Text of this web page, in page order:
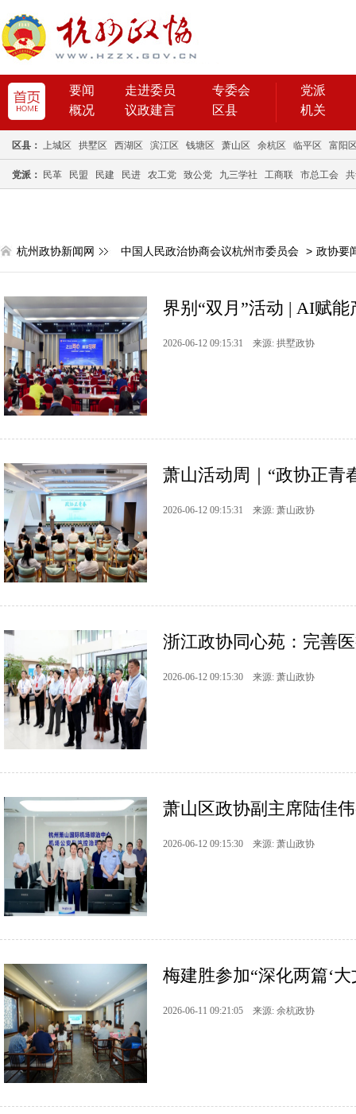
要闻 走进委员
专委会
概况
议政建言 区县
党派
机关
区县： 上城区 拱墅区 西湖区 滨江区 钱塘区 萧山区 余杭区 临平区 富阳
党派： 民革 民盟 民建 民进 农工党 致公党 九三学社 工商联 市总工会
杭州政协新闻网 中国人民政治协商会议杭州市委员会 > 政协要
界别“双月”活动 | AI赋
2026-06-12 09:15:31 来源: 拱墅政协
萧山活动周｜“政协正青
2026-06-12 09:15:31 来源: 萧山政协
浙江政协同心苑：完善
2026-06-12 09:15:30 来源: 萧山政协
萧山区政协副主席陆佳
2026-06-12 09:15:30 来源: 萧山政协
梅建胜参加“深化两篇‘
2026-06-11 09:21:05 来源: 余杭政协